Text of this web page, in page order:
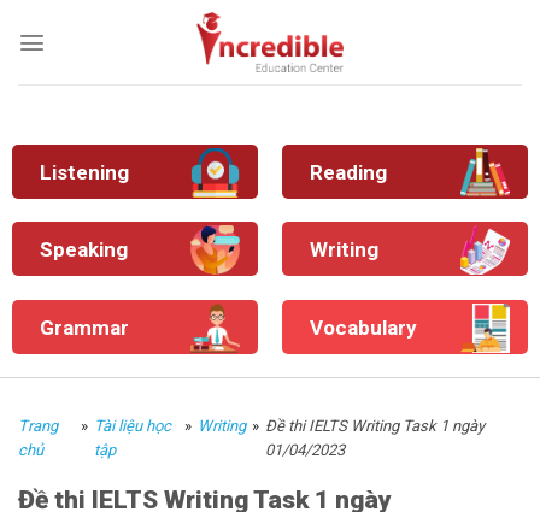
Listening Reading
Speaking Writing
Grammar Vocabulary
Trang
chủ
» Tài liệu học
tập
» Writing » Đề thi IELTS Writing Task 1 ngày
01/04/2023
Đề thi IELTS Writing Task 1 ngày